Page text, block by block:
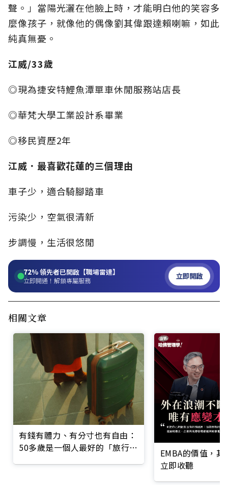
聲。」當陽光灑在他臉上時，才能明白他的笑容多
麼像孩子，就像他的偶像劉其偉跟達賴喇嘛，如此
純真無憂。
江威/33歲
◎現為捷安特鯉魚潭單車休閒服務站店長
◎華梵大學工業設計系畢業
◎移民資歷2年
江威．最喜歡花蓮的三個理由
車子少，適合騎腳踏車
污染少，空氣很清新
步調慢，生活很悠閒
72%領先者已開啟【職場雷達】
立即開通！解鎖專屬服務 立即開啟
相關文章
有錢有體力、有分寸也有自由：
50多歲是一個人最好的「旅行適
EMBA的價值，
立即收聽